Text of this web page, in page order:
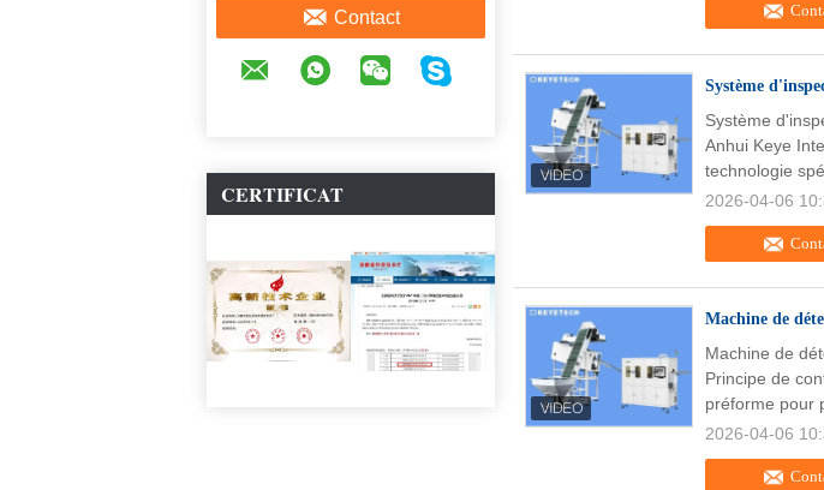
Contact
CERTIFICAT
Système
Système
Anhui Keye
technologie
2026-04-06
Machine de
Machine de
Principe de
préforme pour
2026-04-06